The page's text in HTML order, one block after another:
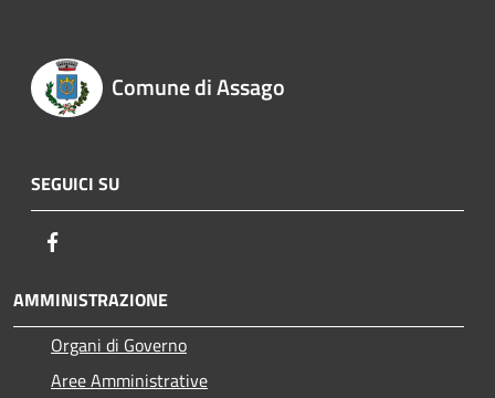
Comune di Assago
SEGUICI SU
AMMINISTRAZIONE
Organi di Governo
Aree Amministrative